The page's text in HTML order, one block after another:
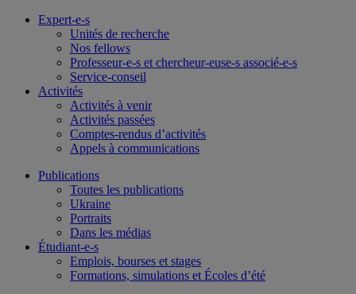
Expert-e-s
Unités de recherche
Nos fellows
Professeur-e-s et chercheur-euse-s associé-e-s
Service-conseil
Activités
Activités à venir
Activités passées
Comptes-rendus d’activités
Appels à communications
Publications
Toutes les publications
Ukraine
Portraits
Dans les médias
Étudiant-e-s
Emplois, bourses et stages
Formations, simulations et Écoles d’été